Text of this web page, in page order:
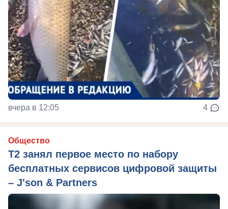
вчера в 12:05 4
Общество
Т2 занял первое место по набору
бесплатных сервисов цифровой защиты
– J'son & Partners